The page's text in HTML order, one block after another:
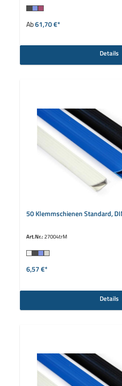
Farbe
Ab61,70 €*
Details
50 Klemmschienen Standard,
Art.Nr.:27004trM
Farbeauswählen
6,57 €*
Details